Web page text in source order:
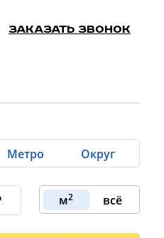
Заказать звонок
Метро Округ
м2 всё